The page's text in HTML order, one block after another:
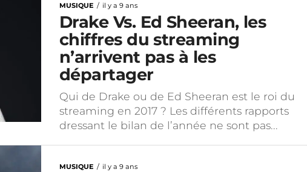
MUSIQUE il y a 9 ans
Drake Vs. Ed Sheeran, les
chiffres du streaming
n’arrivent pas à les
départager
Qui de Drake ou de Ed Sheeran est le roi du
streaming en 2017 ? Les différents rapports
dressant le bilan de l’année ne sont pas...
MUSIQUE il y a 9 ans